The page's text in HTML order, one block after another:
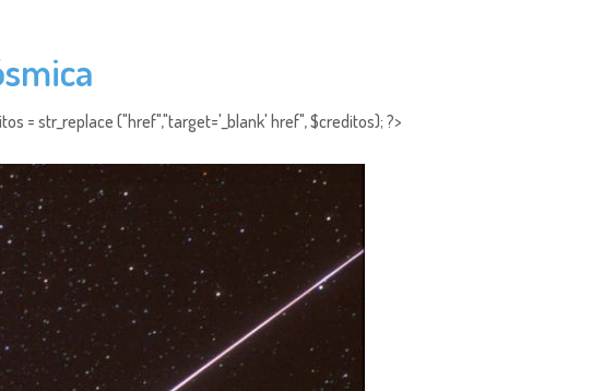
= str_replace ("href","target='_blank' href", $creditos); ?>